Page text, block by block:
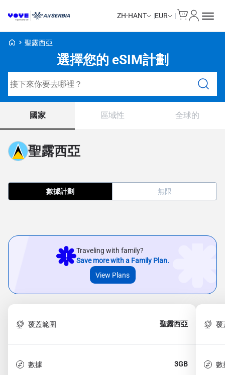
ZH-HANT EUR
Voye Homepage
聖露西亞
選擇您的 eSIM計劃
國家 區域性 全球的
聖露西亞
數據計劃 無限
Traveling with family?
Save more with a Family Plan.
View Plans
覆蓋範圍 聖露西亞
數據 3GB
覆
數